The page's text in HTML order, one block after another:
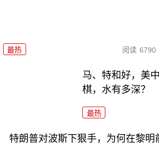
最热 阅读 6790
马、特和好，美
棋，水有多深？
最热
特朗普对波斯下狠手，为何在黎明